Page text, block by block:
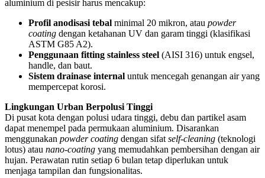
aluminium di pesisir harus mencakup:
Profil anodisasi tebal minimal 20 mikron, atau powder
coating dengan ketahanan UV dan garam tinggi (klasifikasi
ASTM G85 A2).
Penggunaan fitting stainless steel (AISI 316) untuk engsel,
handle, dan baut.
Sistem drainase internal untuk mencegah genangan air yang
mempercepat korosi.
Lingkungan Urban Berpolusi Tinggi
Di pusat kota dengan polusi udara tinggi, debu dan partikel asam
dapat menempel pada permukaan aluminium. Disarankan
menggunakan powder coating dengan sifat self-cleaning (teknologi
lotus) atau nano-coating yang memudahkan pembersihan dengan air
hujan. Perawatan rutin setiap 6 bulan tetap diperlukan untuk
menjaga tampilan dan fungsionalitas.